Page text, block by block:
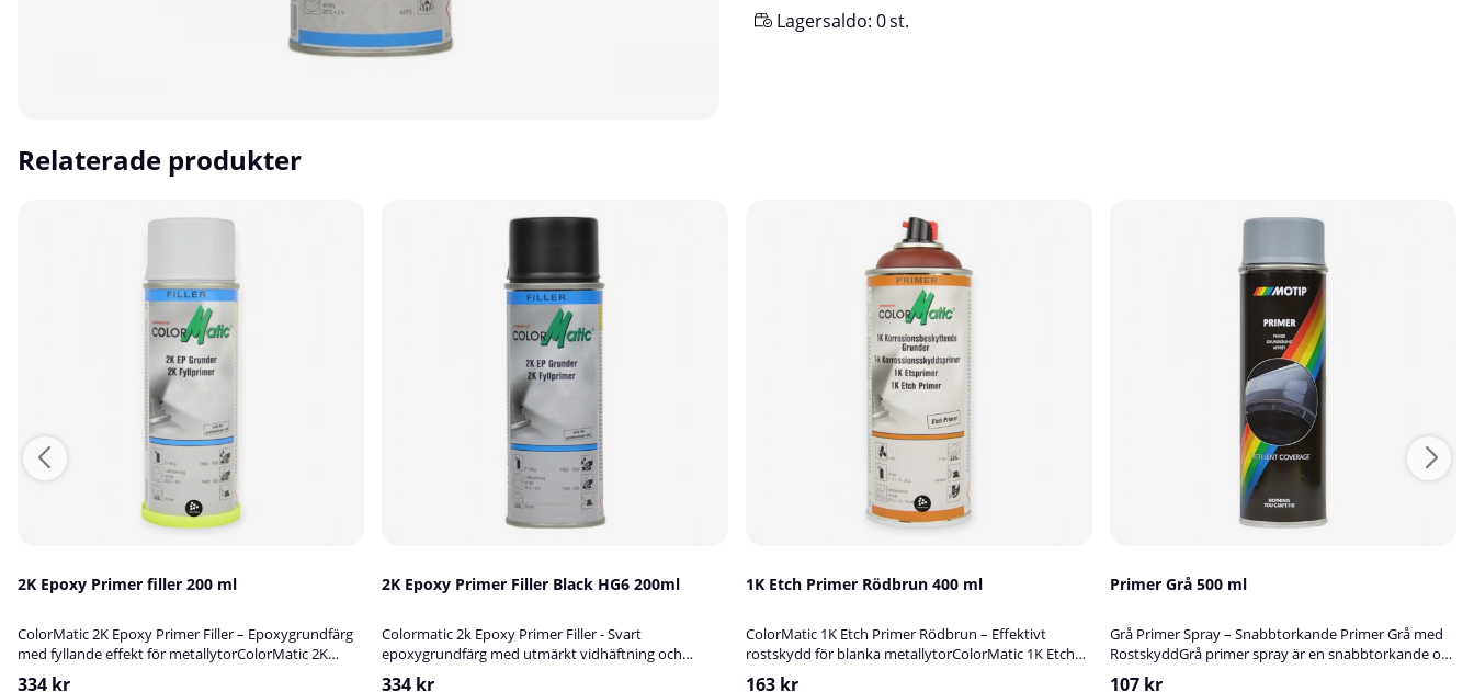
Lagersaldo: 0st.
Relaterade produkter
2K Epoxy Primer filler 200 ml
ColorMatic 2K Epoxy Primer Filler – Epoxygrundfärg
med fyllande effekt för metallytorColorMatic 2K
Epoxy Primer Filler är en högkvalitativ,
334 kr
2K Epoxy Primer Filler Black HG6 200ml
Colormatic 2k Epoxy Primer Filler - Svart
epoxygrundfärg med utmärkt vidhäftning och
rostskydd!ColorMatic 2K Epoxy Primer Filler i färgen
334 kr
1K Etch Primer Rödbrun 400 ml
ColorMatic 1K Etch Primer Rödbrun – Effektivt
rostskydd för blanka metallytorColorMatic 1K Etch
Primer i rödbrun kulör är en rostskyddande
163 kr
Primer Grå 500 ml
Grå Primer Spray – Snabbtorkande Primer Grå med
RostskyddGrå primer spray är en snabbtorkande och
mångsidig primer grå som används som grundfärg
107 kr